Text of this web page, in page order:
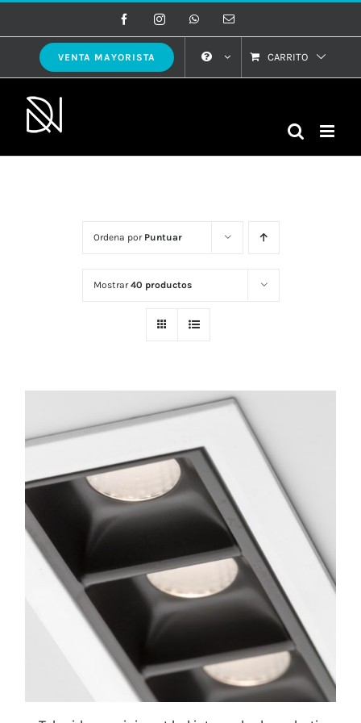
al
contenido
FacebookInstagramWhatsAppCorreo
VENTA MAYORISTA CARRITO
Ordena por Puntuar
Mostrar40 productos
PRODUCTO
MÚLTIPLES
VARIANTES.
LAS
PUEDEN
ELEGIR